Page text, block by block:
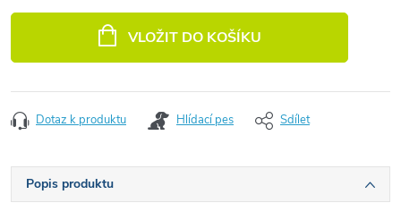
VLOŽIT DO KOŠÍKU
Dotaz k produktu Hlídací pes Sdílet
Popis produktu